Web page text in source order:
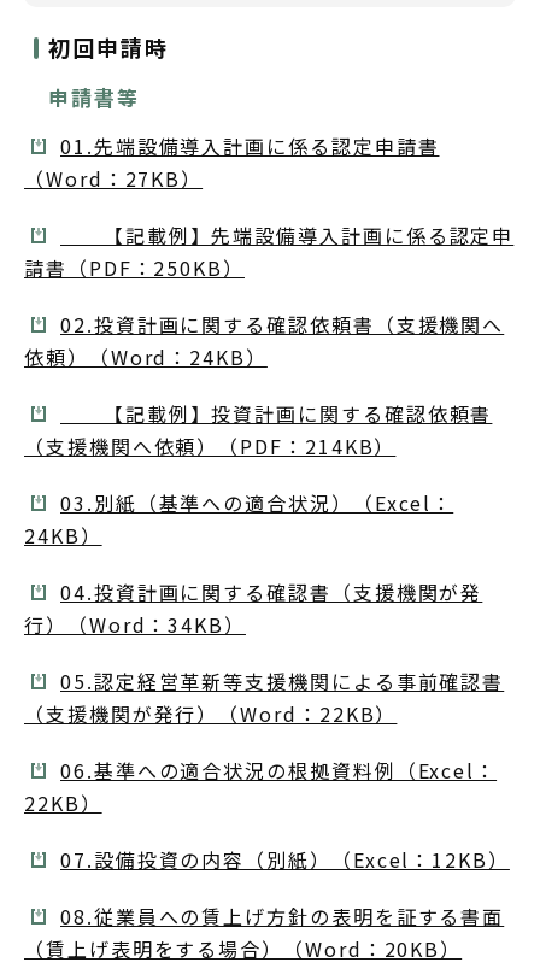
初回申請時
申請書等
01.先端設備導入計画に係る認定申請書
（Word：27KB）
【記載例】先端設備導入計画に係る認定申
請書（PDF：250KB）
02.投資計画に関する確認依頼書（支援機関へ
依頼）（Word：24KB）
【記載例】投資計画に関する確認依頼書
（支援機関へ依頼）（PDF：214KB）
03.別紙（基準への適合状況）（Excel：
24KB）
04.投資計画に関する確認書（支援機関が発
行）（Word：34KB）
05.認定経営革新等支援機関による事前確認書
（支援機関が発行）（Word：22KB）
06.基準への適合状況の根拠資料例（Excel：
22KB）
07.設備投資の内容（別紙）（Excel：12KB）
08.従業員への賃上げ方針の表明を証する書面
（賃上げ表明をする場合）（Word：20KB）